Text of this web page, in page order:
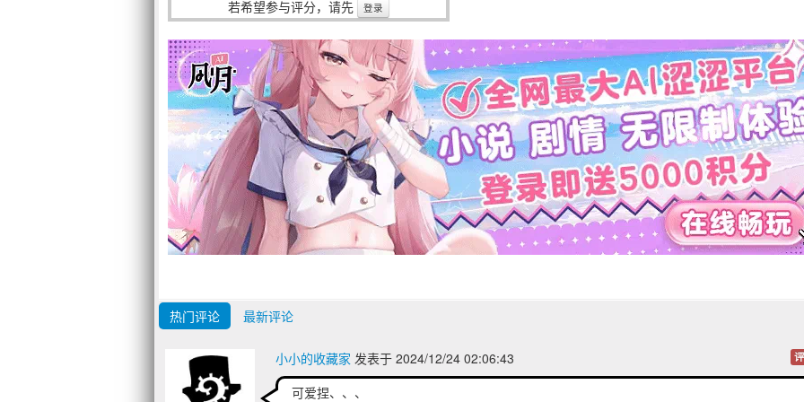
若希望参与评分，请先 登录
热门评论 最新评论
小小的收藏家 发表于 2024/12/24 02:06:43
可爱捏、、、